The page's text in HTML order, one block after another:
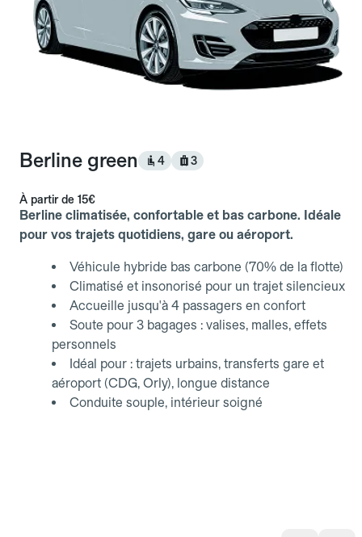
Berline green 4 3
À partir de 15€
Berline climatisée, confortable et bas carbone. Idéale
pour vos trajets quotidiens, gare ou aéroport.
Véhicule hybride bas carbone (70% de la flotte)
Climatisé et insonorisé pour un trajet silencieux
Accueille jusqu'à 4 passagers en confort
Soute pour 3 bagages : valises, malles, effets
personnels
Idéal pour : trajets urbains, transferts gare et
aéroport (CDG, Orly), longue distance
Conduite souple, intérieur soigné